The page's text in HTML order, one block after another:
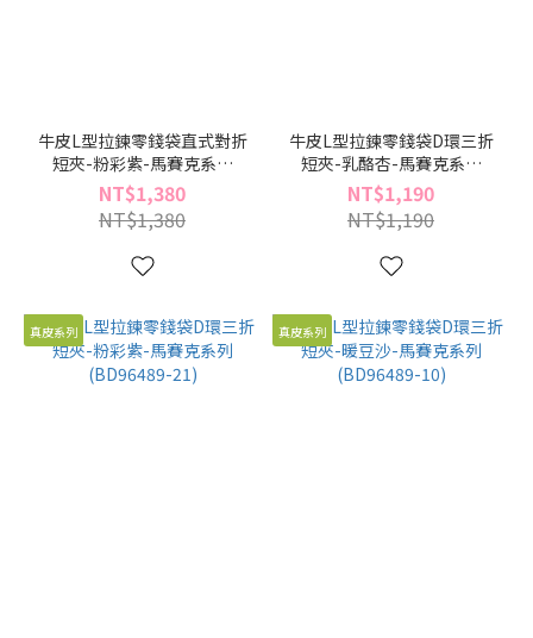
牛皮L型拉鍊零錢袋直式對折
短夾-粉彩紫-馬賽克系列
(BD95961-21)
NT$1,380
NT$1,380
牛皮L型拉鍊零錢袋D環三折
短夾-乳酪杏-馬賽克系列
(BD96489-55)
NT$1,190
NT$1,190
真皮系列 真皮系列